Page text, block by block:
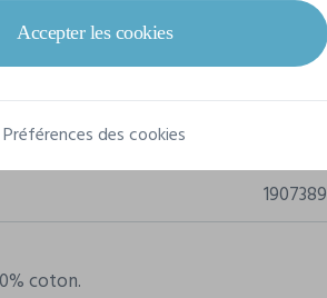
1907389
coton.
Accepter les cookies
Préférences des cookies